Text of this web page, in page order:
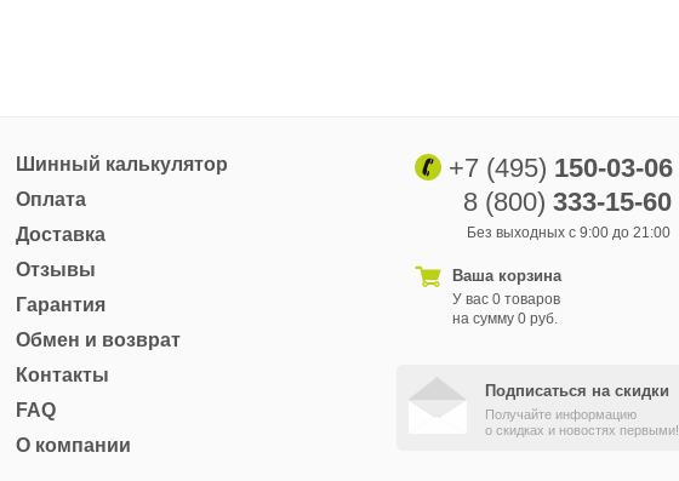
Шинный калькулятор
Оплата
Доставка
Отзывы
Гарантия
Обмен и возврат
Контакты
FAQ
О компании
+7 (495) 150-03-06
8 (800) 333-15-60
Без выходных с 9:00 до 21:00
Ваша корзина
У вас 0 товаров
на сумму 0 руб.
Подписаться на скидки
Получайте информацию
о скидках и новостях первыми!